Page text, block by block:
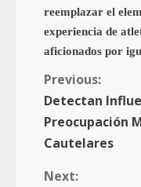
reemplazar el
experiencia de
aficionados por
Previous:
Detectan
Preocupación
Cautelares
Next: